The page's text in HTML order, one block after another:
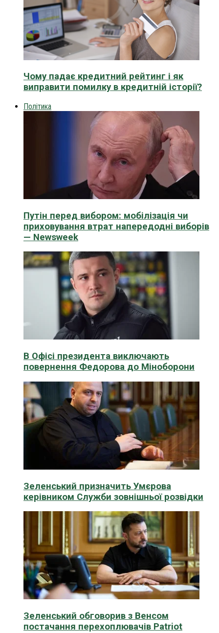
Чому падає кредитний рейтинг і як
виправити помилку в кредитній історії?
Політика
Путін перед вибором: мобілізація чи
приховування втрат напередодні виборів
— Newsweek
В Офісі президента виключають
повернення Федорова до Міноборони
Зеленський призначить Умєрова
керівником Служби зовнішньої розвідки
Зеленський обговорив з Венсом
постачання перехоплювачів Patriot